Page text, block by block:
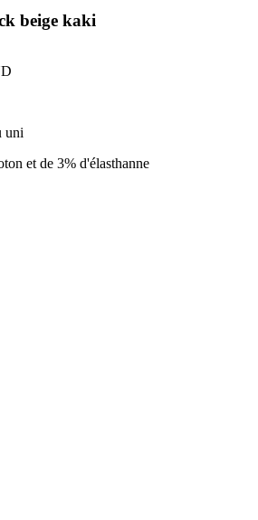
beige kaki
uni
et de 3% d'élasthanne